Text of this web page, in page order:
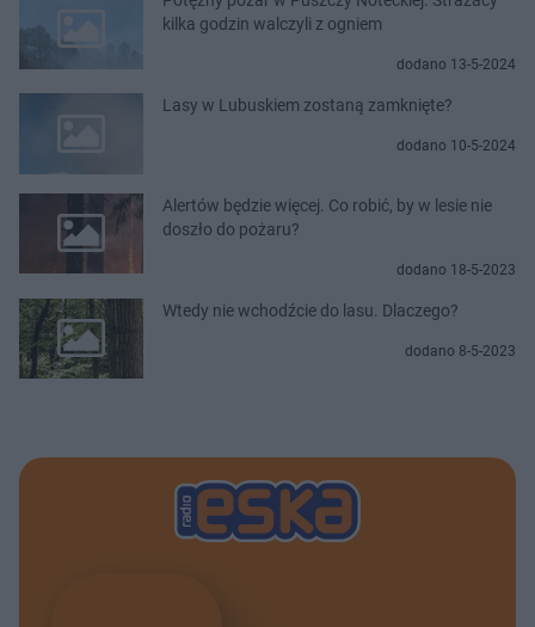
kilka godzin walczyli z ogniem
dodano 13-5-2024
Lasy w Lubuskiem zostaną zamknięte?
dodano 10-5-2024
Alertów będzie więcej. Co robić, by w lesie nie
doszło do pożaru?
dodano 18-5-2023
Wtedy nie wchodźcie do lasu. Dlaczego?
dodano 8-5-2023